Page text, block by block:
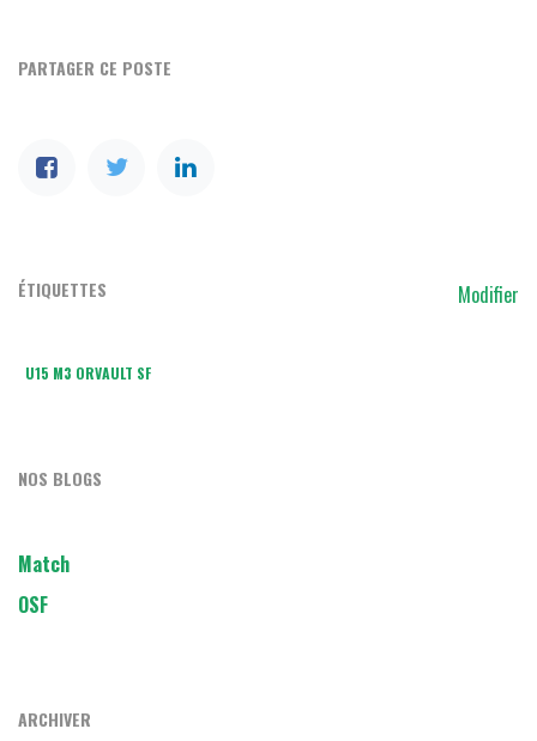
PARTAGER CE POSTE
ÉTIQUETTES Modifier
U15 M3 ORVAULT SF
NOS BLOGS
Match
OSF
ARCHIVER